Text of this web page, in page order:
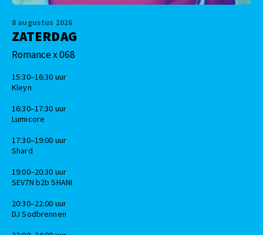
8 augustus 2026
ZATERDAG
Romance x 068
15:30–16:30 uur
Kleyn
16:30–17:30 uur
Lumicore
17:30–19:00 uur
Shard
19:00–20:30 uur
SEV7N b2b SHANI
20:30–22:00 uur
DJ Sodbrennen